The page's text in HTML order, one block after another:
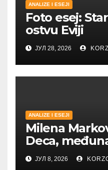
ANALIZE I ESEJI
Foto esej:
ostvu Eviji
ЈУЛ 28, 2026
ANALIZE I ESEJI
Milena
Deca,
ЈУЛ 8, 2026